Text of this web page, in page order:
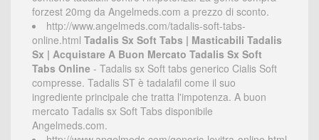
forzest 20mg da Angelmeds.com a prezzo di sconto.
http://www.angelmeds.com/tadalis-soft-tabs-
online.html Tadalis Sx Soft Tabs | Masticabili Tadalis
Sx | Acquistare A Buon Mercato Tadalis Sx Soft
Tabs Online - Tadalis sx Soft tabs generico Cialis Soft
compresse. Tadalis ST è tadalafil come il suo
ingrediente principale che tratta l'impotenza. A buon
mercato Tadalis sx Soft Tabs disponibile
Angelmeds.com.